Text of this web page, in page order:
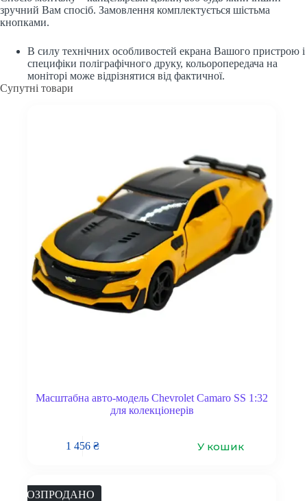
зручний Вам спосіб. Замовлення комплектується шістьма
кнопками.
В силу технічних особливостей екрана Вашого пристрою і
специфіки поліграфічного друку, кольоропередача на
моніторі може відрізнятися від фактичної.
Супутні товари
Масштабна авто-модель Chevrolet Camaro SS 1:32
для колекціонерів
1 456₴ У кошик
РОЗПРОДАНО